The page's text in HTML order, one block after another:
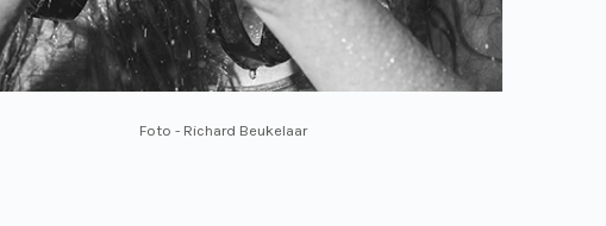
Foto - Richard Beukelaar